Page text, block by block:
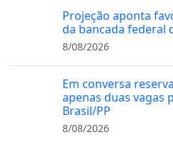
Projeção aponta
da bancada federal
8/08/2026
Em conversa
apenas duas vagas
Brasil/PP
8/08/2026